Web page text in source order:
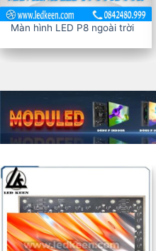
Màn hình LED P8 ngoài trời